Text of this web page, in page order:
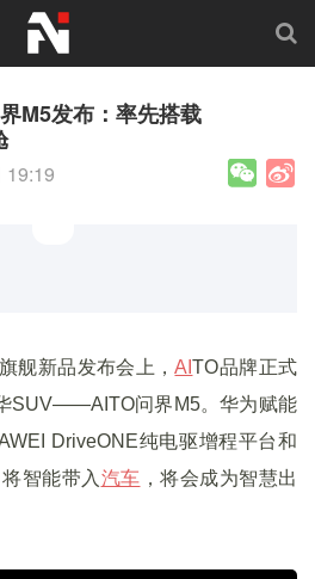
M5发布：率先搭载
19:19
舰新品发布会上，AITO品牌正式
SUV——AITO问界M5。华为赋能
DriveONE纯电驱增程平台和
智能带入 汽车 ，将会成为智慧出